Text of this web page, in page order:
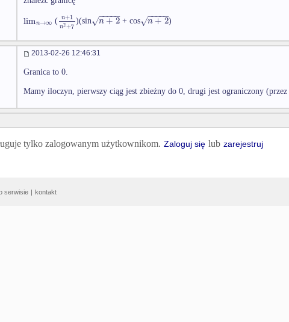
limn→∞ ( n+1
n2+7 )(sin n+2
− −
−−−
√ + cos n+2
− −
−−−
√ )
2013-02-26 12:46:31
Granica to 0.
Mamy iloczyn, pierwszy ciąg jest zbieżny do 0, drugi jest ograniczony
tylko zalogowanym użytkownikom. Zaloguj się lub zarejestruj
serwisie | kontakt